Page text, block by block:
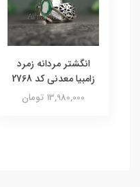
انگشتر مردانه زمرد
زامبیا معدنی کد 2768
13,980,000 تومان